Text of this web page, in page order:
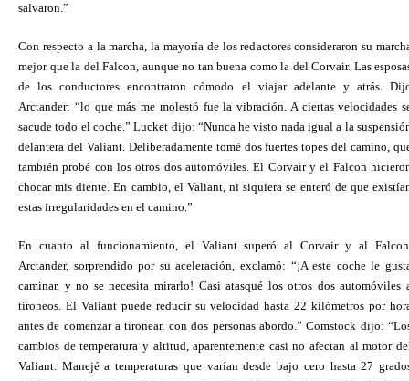
salvaron.”
Con respecto a la marcha, la mayoría de los redactores consideraron su
mejor que la del Falcon, aunque no tan buena como la del Corvair. Las
de los conductores encontraron cómodo el viajar adelante y atrás.
Arctander: “lo que más me molestó fue la vibración. A ciertas velocidades
sacude todo el coche.” Lucket dijo: “Nunca he visto nada igual a la
delantera del Valiant. Deliberadamente tomé dos fuertes topes del camino,
también probé con los otros dos automóviles. El Corvair y el Falcon
chocar mis diente. En cambio, el Valiant, ni siquiera se enteró de que
estas irregularidades en el camino.”
En cuanto al funcionamiento, el Valiant superó al Corvair y al
Arctander, sorprendido por su aceleración, exclamó: “¡A este coche le
caminar, y no se necesita mirarlo! Casi atasqué los otros dos automóviles
tironeos. El Valiant puede reducir su velocidad hasta 22 kilómetros por
antes de comenzar a tironear, con dos personas abordo.” Comstock dijo:
cambios de temperatura y altitud, aparentemente casi no afectan al motor
Valiant. Manejé a temperaturas que varían desde bajo cero hasta 27